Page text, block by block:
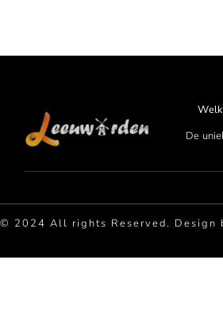
De
© 2024 All rights Reserved. Design